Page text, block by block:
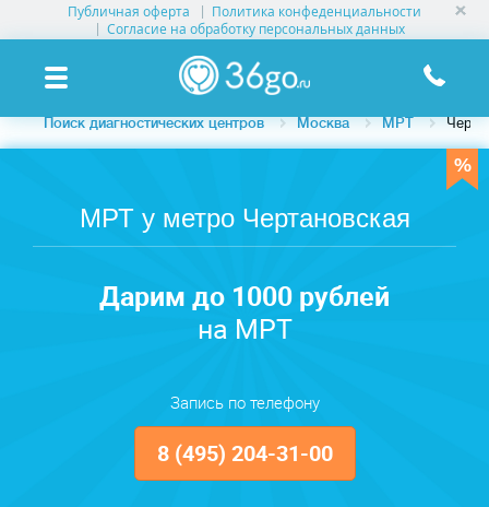
Публичная оферта
Политика конфеденциальности
Согласие на обработку персональных данных
УСЛУГИ КЛИНИК
КЛИНИКИ НА КАРТЕ
ПАМЯТКА ПАЦИЕНТУ
Поиск диагностических центров Москва МРТ
МРТ у метро Чертановская
Дарим до 1000 рублей
на МРТ
Запись по телефону
8 (495) 204-31-00